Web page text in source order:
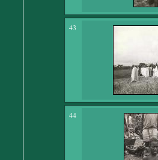
43
44